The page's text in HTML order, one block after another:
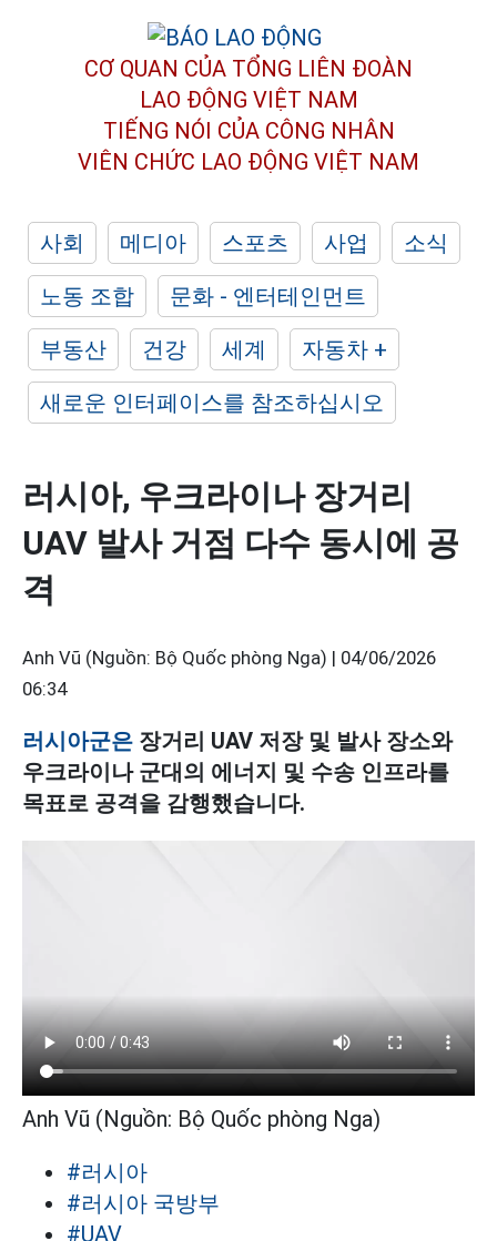
CƠ QUAN CỦA TỔNG LIÊN ĐOÀN
LAO ĐỘNG VIỆT NAM
TIẾNG NÓI CỦA CÔNG NHÂN
VIÊN CHỨC LAO ĐỘNG VIỆT NAM
사회 메디아 스포츠 사업
소식
노동 조합
문화 - 엔터테인먼트
부동산
건강 세계
자동차 +
새로운 인터페이스를 참조하십시오
러시아, 우크라이나 장거리
UAV 발사 거점 다수 동시에 공
격
Anh Vũ (Nguồn: Bộ Quốc phòng Nga) | 04/06/2026
06:34
러시아군은 장거리 UAV 저장 및 발사 장소와
우크라이나 군대의 에너지 및 수송 인프라를
목표로 공격을 감행했습니다.
Anh Vũ (Nguồn: Bộ Quốc phòng Nga)
#러시아
#러시아 국방부
#UAV